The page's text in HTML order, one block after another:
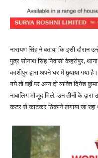
नारायण सिंह ने बताया कि इसी दौरान
पुत्र सोनाथ सिंह निवासी केहरीपुर,
काशीपुर द्वारा अपने घर में छुपाया गया
गये तो वहाँ पर अन्य दो व्यक्ति दिनेश
नाबालिग मौजूद मिले, उन तीनों के
कटर से काटकर ठिकाने लगाया जा रहा